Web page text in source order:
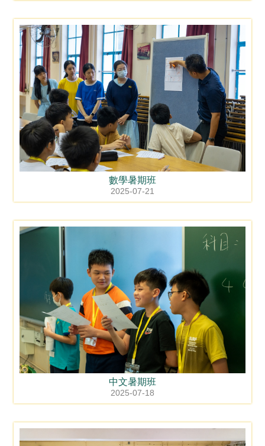
數學暑期班
2025-07-21
中文暑期班
2025-07-18